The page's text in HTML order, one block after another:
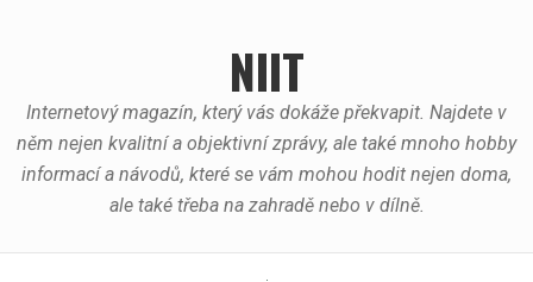
NIIT
Internetový magazín, který vás dokáže překvapit. Najdete v
něm nejen kvalitní a objektivní zprávy, ale také mnoho hobby
informací a návodů, které se vám mohou hodit nejen doma,
ale také třeba na zahradě nebo v dílně.